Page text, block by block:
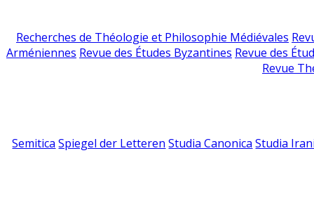
Recherches de Théologie et Philosophie Médiévales
Arméniennes Revue des Études Byzantines Revue des
Revue
Semitica Spiegel der Letteren Studia Canonica Studia